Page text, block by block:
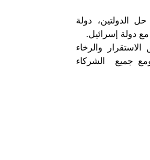
الدولتين، دولة
والرخاء
جميع الشركاء